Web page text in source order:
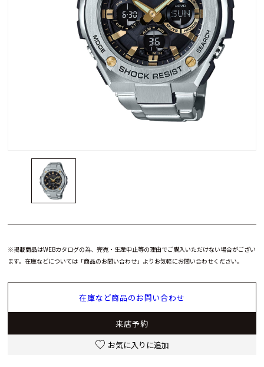
※掲載商品はWEBカタログの為、完売・生産中止等の理由でご購入いただけない場合がござい
ます。在庫などについては「商品のお問い合わせ」よりお気軽にお問い合わせください。
在庫など商品のお問い合わせ
来店予約
お気に入りに追加